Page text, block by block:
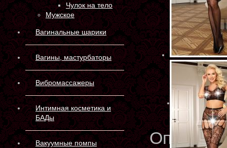
Чулок на тело
Мужское
Вагинальные шарики
Вагины, мастурбаторы
Вибромассажеры
Интимная косметика и
БАДы
Вакуумные помпы